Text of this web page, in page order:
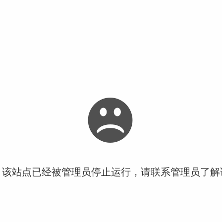
站点已经被管理员停止运行，请联系管理员了